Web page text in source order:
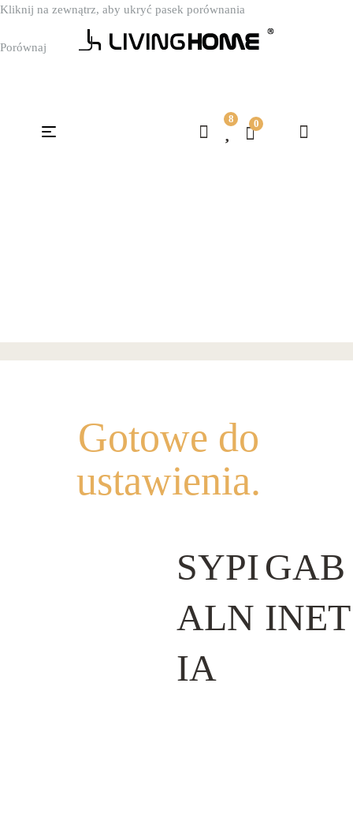
8 0
Gotowe do
ustawienia.
SYPI
ALN
IA
GAB
INET
Kliknij na zewnątrz, aby ukryć pasek porównania
Porównaj